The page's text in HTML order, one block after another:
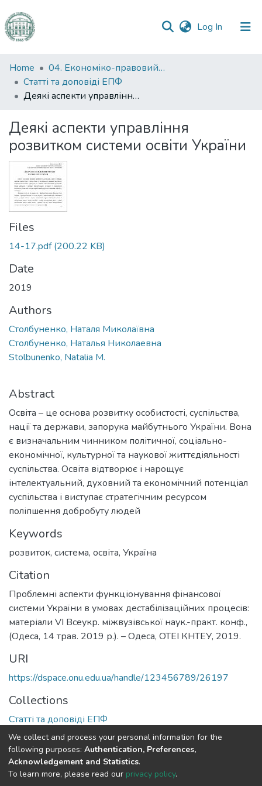
Log In (current)
Communities
&
Collections
Statistics
Home
04. Економіко-правовий факультет
Статті та доповіді ЕПФ
Деякі аспекти управління розвитком системи освіти України
Деякі аспекти управління
розвитком системи освіти України
Files
14-17.pdf(200.22 KB)
Date
2019
Authors
Столбуненко, Наталя Миколаївна
Столбуненко, Наталья Николаевна
Stolbunenko, Natalia M.
Abstract
Освіта – це основа розвитку особистості, суспільства,
нації та держави, запорука майбутнього України. Вона
є визначальним чинником політичної, соціально-
економічної, культурної та наукової життєдіяльності
суспільства. Освіта відтворює і нарощує
інтелектуальний, духовний та економічний потенціал
суспільства і виступає стратегічним ресурсом
поліпшення добробуту людей
Keywords
розвиток, система, освіта, Україна
Citation
Проблемні аспекти функціонування фінансової
системи України в умовах дестабілізаційних процесів:
матеріали VІ Всеукр. міжвузівської наук.-практ. конф.,
(Одеса, 14 трав. 2019 р.). – Одеса, ОТЕІ КНТЕУ, 2019.
URI
https://dspace.onu.edu.ua/handle/123456789/26197
Collections
Статті та доповіді ЕПФ
Full item page
DSpace software copyright © 2009-2026
We collect and process your personal information for the
following purposes: Authentication, Preferences,
Acknowledgement and Statistics.
To learn more, please read our privacy policy.